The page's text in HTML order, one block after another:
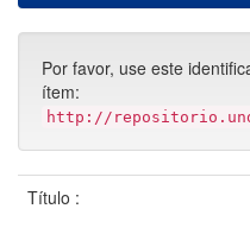
Por favor, use este
ítem:
http://
Título :